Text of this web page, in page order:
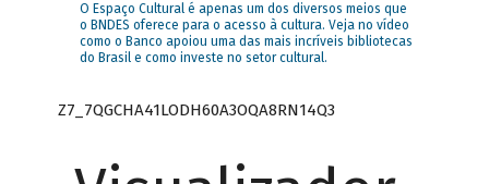
O Espaço Cultural é apenas um dos diversos meios que
o BNDES oferece para o acesso à cultura. Veja no vídeo
como o Banco apoiou uma das mais incríveis bibliotecas
do Brasil e como investe no setor cultural.
Z7_7QGCHA41LODH60A3OQA8RN14Q3